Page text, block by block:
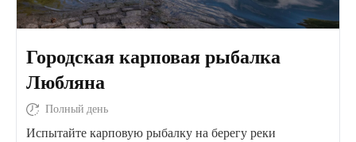
Городская карповая рыбалка
Любляна
Полный день
Испытайте карповую рыбалку на берегу реки